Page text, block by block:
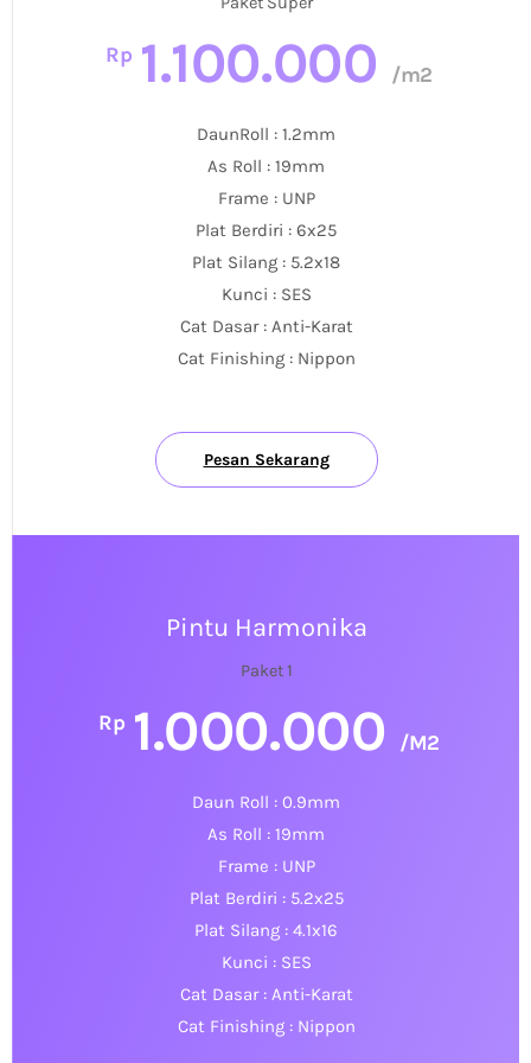
Rp 1.100.000 /m2
DaunRoll : 1.2mm
As Roll : 19mm
Frame : UNP
Plat Berdiri : 6x25
Plat Silang : 5.2x18
Kunci : SES
Cat Dasar : Anti-Karat
Cat Finishing : Nippon
Pesan Sekarang
Pintu Harmonika
Paket 1
Rp 1.000.000 /M2
Daun Roll : 0.9mm
As Roll : 19mm
Frame : UNP
Plat Berdiri : 5.2x25
Plat Silang : 4.1x16
Kunci : SES
Cat Dasar : Anti-Karat
Cat Finishing : Nippon